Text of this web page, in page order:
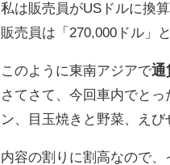
私は販売員がUSドルに換
販売員は「270,000ドル」
このように東南アジアで通
さてさて、今回車内でと
ン、目玉焼きと野菜、えび
内容の割りに割高なので、